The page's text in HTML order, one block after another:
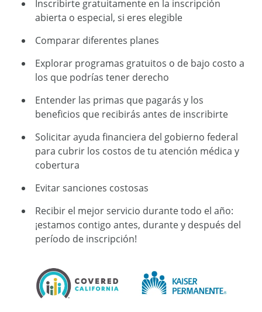
Inscribirte gratuitamente en la inscripción
abierta o especial, si eres elegible
Comparar diferentes planes
Explorar programas gratuitos o de bajo costo a
los que podrías tener derecho
Entender las primas que pagarás y los
beneficios que recibirás antes de inscribirte
Solicitar ayuda financiera del gobierno federal
para cubrir los costos de tu atención médica y
cobertura
Evitar sanciones costosas
Recibir el mejor servicio durante todo el año:
¡estamos contigo antes, durante y después del
período de inscripción!